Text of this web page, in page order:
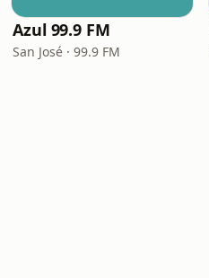
Azul 99.9 FM
San José · 99.9 FM